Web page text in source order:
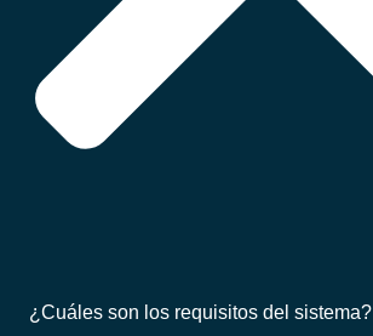
¿Cuáles son los requisitos del sistema?